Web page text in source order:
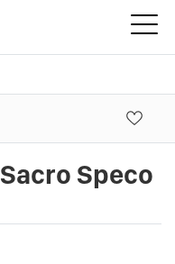
Speco